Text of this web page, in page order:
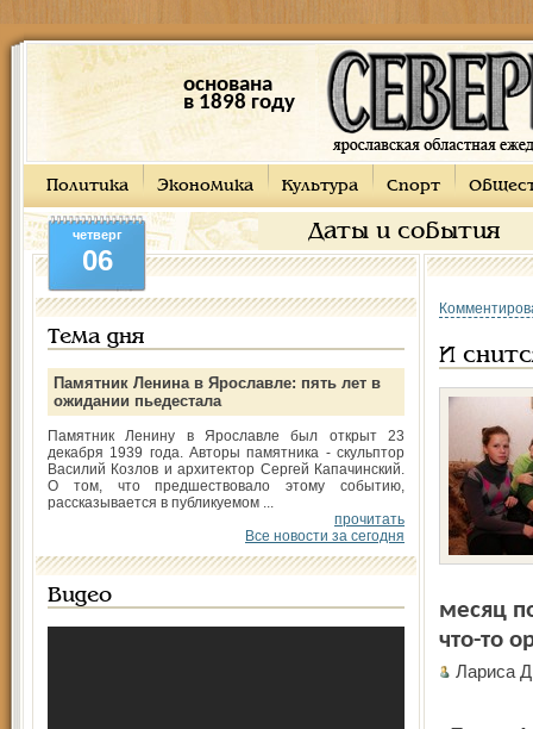
основана
в 1898 году
Политика Экономика Культура Спорт
Даты и события
четверг
06
Тема дня
Памятник Ленина в Ярославле: пять лет в
ожидании пьедестала
Памятник Ленину в Ярославле был открыт 23
декабря 1939 года. Авторы памятника - скульптор
Василий Козлов и архитектор Сергей Капачинский.
О том, что предшествовало этому событию,
рассказывается в публикуемом ...
прочитать
Все новости за сегодня
Видео
И
месяц
что-то
Лариса